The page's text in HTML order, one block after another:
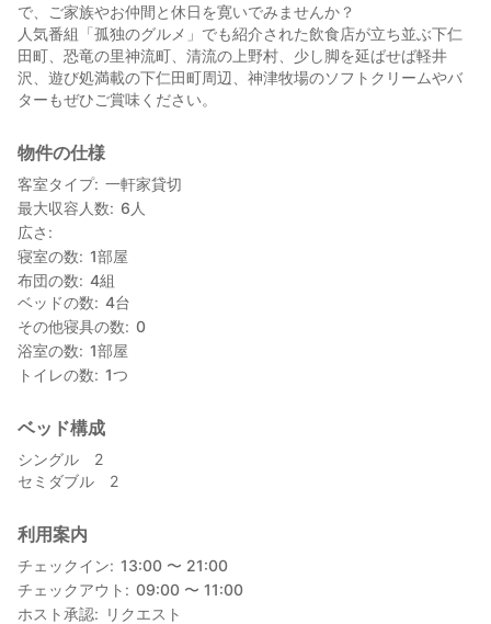
で、ご家族やお仲間と休日を寛いでみませんか？
人気番組「孤独のグルメ」でも紹介された飲食店が立ち並ぶ下仁
田町、恐竜の里神流町、清流の上野村、少し脚を延ばせば軽井
沢、遊び処満載の下仁田町周辺、神津牧場のソフトクリームやバ
ターもぜひご賞味ください。
物件の仕様
客室タイプ 一軒家貸切
最大収容人数
6 人
広さ
寝室の数
1部屋
布団の数
4組
ベッドの数
4台
その他寝具の数
0
浴室の数
1部屋
トイレの数
1つ
ベッド構成
シングル 2
セミダブル 2
利用案内
チェックイン
13:00 〜 21:00
チェックアウト
09:00 〜 11:00
ホスト承認
リクエスト